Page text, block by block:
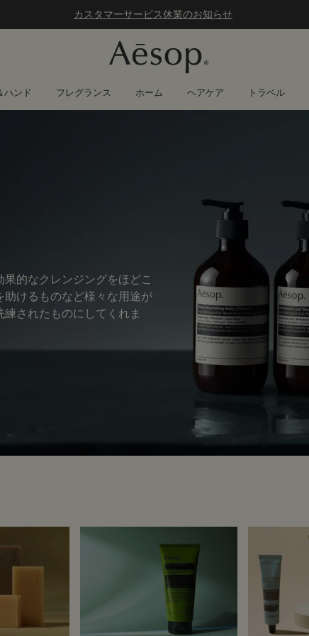
カスタマーサービス休業のお知らせ
ハンド フレグランス ホーム ヘアケア トラベル
的なクレンジングをほどこ
けるものなど様々な用途が
されたものにしてくれま